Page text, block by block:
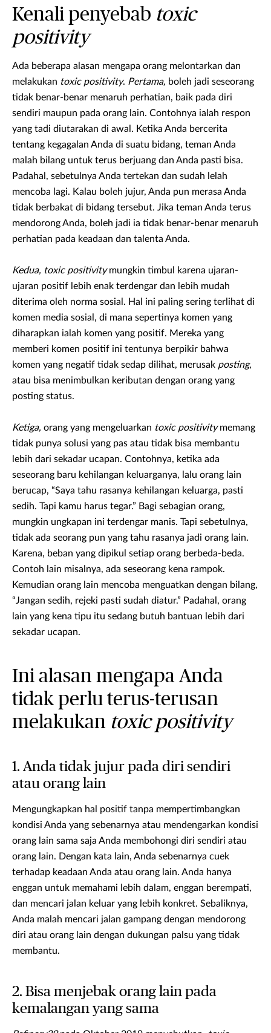
Kenali penyebab toxic
positivity
Ada beberapa alasan mengapa orang melontarkan dan
melakukan toxic positivity. Pertama, boleh jadi seseorang
tidak benar-benar menaruh perhatian, baik pada diri
sendiri maupun pada orang lain. Contohnya ialah respon
yang tadi diutarakan di awal. Ketika Anda bercerita
tentang kegagalan Anda di suatu bidang, teman Anda
malah bilang untuk terus berjuang dan Anda pasti bisa.
Padahal, sebetulnya Anda tertekan dan sudah lelah
mencoba lagi. Kalau boleh jujur, Anda pun merasa Anda
tidak berbakat di bidang tersebut. Jika teman Anda terus
mendorong Anda, boleh jadi ia tidak benar-benar menaruh
perhatian pada keadaan dan talenta Anda.
Kedua, toxic positivitymungkin timbul karena ujaran-
ujaran positif lebih enak terdengar dan lebih mudah
diterima oleh norma sosial. Hal ini paling sering terlihat di
komen media sosial, di mana sepertinya komen yang
diharapkan ialah komen yang positif. Mereka yang
memberi komen positif ini tentunya berpikir bahwa
komen yang negatif tidak sedap dilihat, merusak posting,
atau bisa menimbulkan keributan dengan orang yang
posting status.
Ketiga, orang yang mengeluarkan toxic positivitymemang
tidak punya solusi yang pas atau tidak bisa membantu
lebih dari sekadar ucapan. Contohnya, ketika ada
seseorang baru kehilangan keluarganya, lalu orang lain
berucap, “Saya tahu rasanya kehilangan keluarga, pasti
sedih. Tapi kamu harus tegar.” Bagi sebagian orang,
mungkin ungkapan ini terdengar manis. Tapi sebetulnya,
tidak ada seorang pun yang tahu rasanya jadi orang lain.
Karena, beban yang dipikul setiap orang berbeda-beda.
Contoh lain misalnya, ada seseorang kena rampok.
Kemudian orang lain mencoba menguatkan dengan bilang,
“Jangan sedih, rejeki pasti sudah diatur.” Padahal, orang
lain yang kena tipu itu sedang butuh bantuan lebih dari
sekadar ucapan.
Ini alasan mengapa Anda
tidak perlu terus-terusan
melakukan toxic positivity
1. Anda tidak jujur pada diri sendiri
atau orang lain
Mengungkapkan hal positif tanpa mempertimbangkan
kondisi Anda yang sebenarnya atau mendengarkan kondisi
orang lain sama saja Anda membohongi diri sendiri atau
orang lain. Dengan kata lain, Anda sebenarnya cuek
terhadap keadaan Anda atau orang lain. Anda hanya
enggan untuk memahami lebih dalam, enggan berempati,
dan mencari jalan keluar yang lebih konkret. Sebaliknya,
Anda malah mencari jalan gampang dengan mendorong
diri atau orang lain dengan dukungan palsu yang tidak
membantu.
2. Bisa menjebak orang lain pada
kemalangan yang sama